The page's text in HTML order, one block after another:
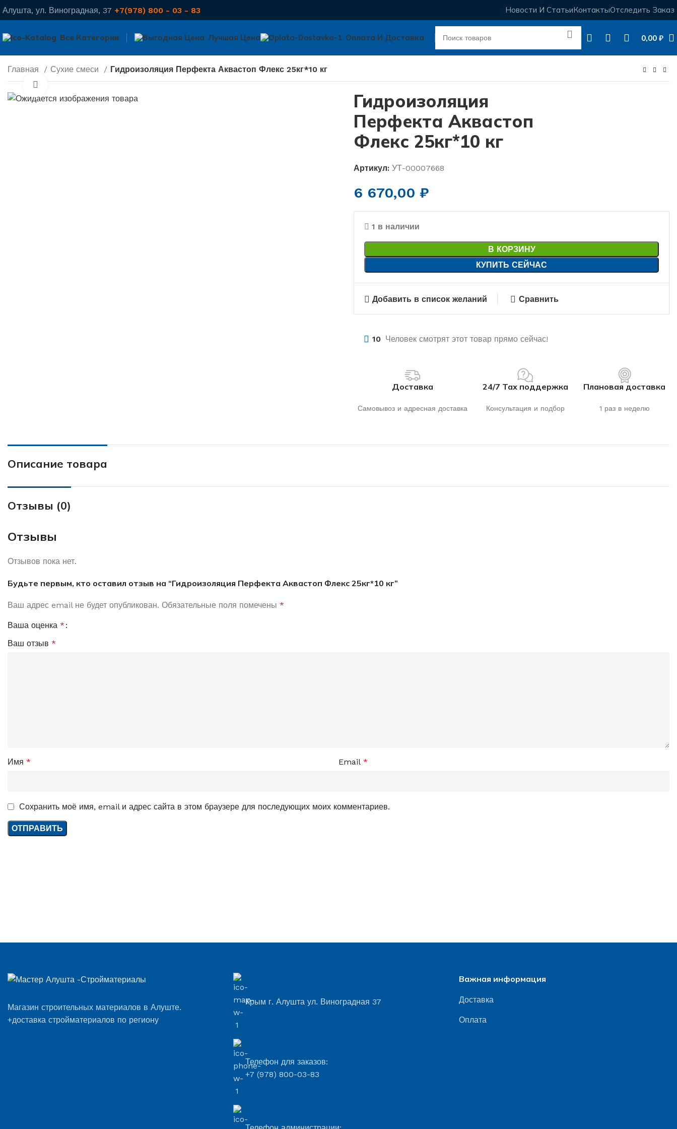
Алушта, ул. Виноградная, 37 +7(978) 800 - 03 - 83 Новости И СтатьиКонтактыОтследить Заказ
Все Категории Лучшая Цена Оплата И Доставка 0,00 ₽
Главная Сухие смеси Гидроизоляция Перфекта Аквастоп Флекс 25кг*10 кг
Нажмите, чтобы увеличить
Гидроизоляция
Перфекта Аквастоп
Флекс 25кг*10 кг
Артикул: УТ-00007668
6 670,00 ₽
1 в наличии
В КОРЗИНУ
КУПИТЬ СЕЙЧАС
Добавить в список желаний Сравнить
10 Человек смотрят этот товар прямо сейчас!
Доставка
Самовывоз и адресная доставка
24/7 Тах поддержка
Консультация и подбор
Плановая доставка
1 раз в неделю
Описание товара
Отзывы (0)
Отзывы
Отзывов пока нет.
Будьте первым, кто оставил отзыв на “Гидроизоляция Перфекта Аквастоп Флекс 25кг*10 кг”
Ваш адрес email не будет опубликован. Обязательные поля помечены *
Ваша оценка *
Ваш отзыв *
Имя * Email *
Сохранить моё имя, email и адрес сайта в этом браузере для последующих моих комментариев.
Магазин строительных материалов в Алуште.
+доставка стройматериалов по региону
Крым г. Алушта ул. Виноградная 37
Телефон для заказов:
+7 (978) 800-03-83
Важная информация
Доставка
Оплата